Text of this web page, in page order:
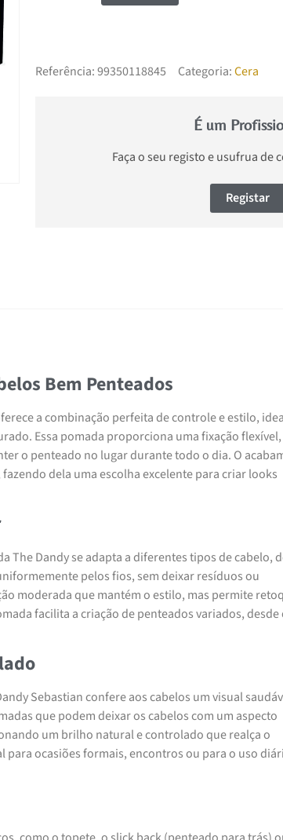
Referência:99350118845 Categoria:Cera
É um
Faça o seu registo e usufrua de
Registar
Bem Penteados
a combinação perfeita de controle e estilo,
Essa pomada proporciona uma fixação flexível,
o penteado no lugar durante todo o dia. O
dela uma escolha excelente para criar looks
The Dandy se adapta a diferentes tipos de cabelo,
pelos fios, sem deixar resíduos ou
moderada que mantém o estilo, mas permite
facilita a criação de penteados variados, desde
Sebastian confere aos cabelos um visual
que podem deixar os cabelos com um aspecto
um brilho natural e controlado que realça o
para ocasiões formais, encontros ou para o uso